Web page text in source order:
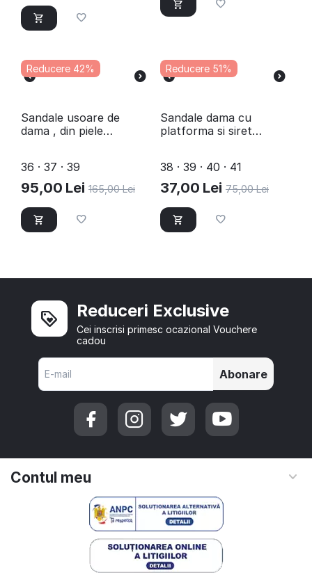
Reducere 42%
Sandale usoare de
dama , din piele
36 · 37 · 39
95,00 Lei 165,00 Lei
Reducere 51%
Sandale dama cu
platforma si siret
38 · 39 · 40 · 41
37,00 Lei 75,00 Lei
Reduceri Exclusive
Cei inscrisi primesc ocazional Vouchere
cadou
Abonare
Contul meu